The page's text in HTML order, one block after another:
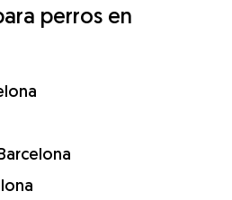
perros en